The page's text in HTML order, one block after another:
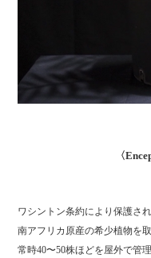
〈
ワシントン条約により保護され
南アフリカ原産の希少植物を
常時40〜50株ほどを屋外で管理